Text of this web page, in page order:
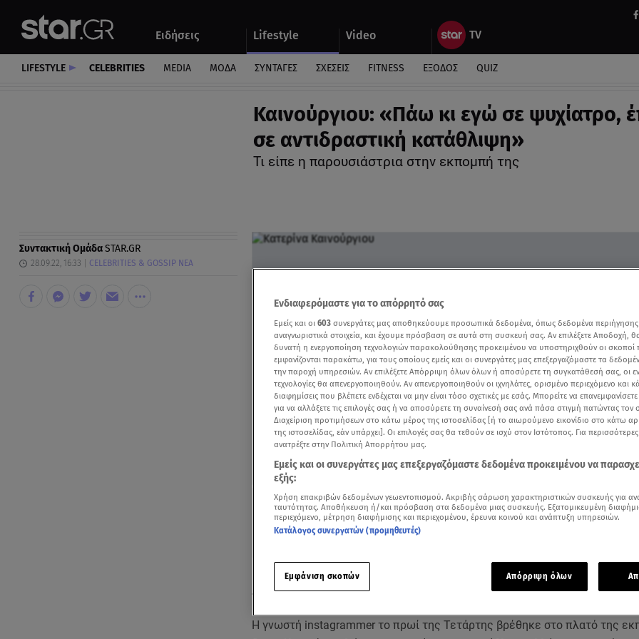
Ειδήσεις Lifestyle Video
Αυτοκίνητο
LIFESTYLE CELEBRITIES MEDIA ΜΟΔΑ ΣΥΝΤΑΓΕΣ ΣΧΕΣΕΙΣ FITNESS ΕΞΟΔΟΣ QUIZ
Καινούργιου: «Πάω κι εγώ σε ψυχίατρο,
σε αντιδραστική κατάθλιψη»
Τι είπε η παρουσιάστρια στην εκπομπή της
Συντακτική ΟμάδαSTAR.GR
28.09.22, 16:33 CELEBRITIES & GOSSIP ΝΕΑ
Δείτε περισσότερα άρθρα μας στα αποτελέσματα αναζήτησης
Προσωπική εξομολόγηση έκανε η Κατερίνα Καινούργιουμε αφορμή την
της,
Η γνωστή instagrammer το πρωί της Τετάρτης βρέθηκε στο πλατό της
Ενδιαφερόμαστε για το απόρρητό σας
Εμείς και οι 603 συνεργάτες μας αποθηκεύουμε προσωπικά δεδομένα, όπως δεδομένα
αναγνωριστικά στοιχεία, και έχουμε πρόσβαση σε αυτά στη συσκευή σας. Αν επιλέξετε Αποδοχή,
δυνατή η ενεργοποίηση τεχνολογιών παρακολούθησης προκειμένου να υποστηριχθούν οι σκοποί
εμφανίζονται παρακάτω, για τους οποίους εμείς και οι συνεργάτες μας επεξεργαζόμαστε τα
την παροχή υπηρεσιών. Αν επιλέξετε Απόρριψη όλων όλων ή αποσύρετε τη συγκατάθεσή σας, οι
τεχνολογίες θα απενεργοποιηθούν. Αν απενεργοποιηθούν οι ιχνηλάτες, ορισμένο περιεχόμενο και
διαφημίσεις που βλέπετε ενδέχεται να μην είναι τόσο σχετικές με εσάς. Μπορείτε να
για να αλλάξετε τις επιλογές σας ή να αποσύρετε τη συναίνεσή σας ανά πάσα στιγμή πατώντας τον
Διαχείριση προτιμήσεων στο κάτω μέρος της ιστοσελίδας [ή το αιωρούμενο εικονίδιο στο κάτω
της ιστοσελίδας, εάν υπάρχει]. Οι επιλογές σας θα τεθούν σε ισχύ στον Ιστότοπος. Για
ανατρέξτε στην Πολιτική Απορρήτου μας.
Εμείς και οι συνεργάτες μας επεξεργαζόμαστε δεδομένα προκειμένου να
εξής:
Χρήση επακριβών δεδομένων γεωεντοπισμού. Ακριβής σάρωση χαρακτηριστικών συσκευής για
ταυτότητας. Αποθήκευση ή/και πρόσβαση στα δεδομένα μιας συσκευής. Εξατομικευμένη
περιεχόμενο, μέτρηση διαφήμισης και περιεχομένου, έρευνα κοινού και ανάπτυξη υπηρεσιών.
Κατάλογος συνεργατών (προμηθευτές)
Εμφάνιση σκοπών Απόρριψη όλων